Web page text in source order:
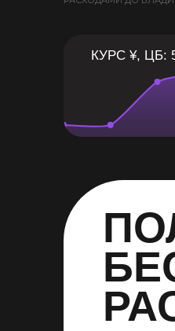
КУРС ¥, ЦБ: